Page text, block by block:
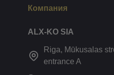
Компания
ALX-KO SIA
Riga, Mūkusalas
entrance A